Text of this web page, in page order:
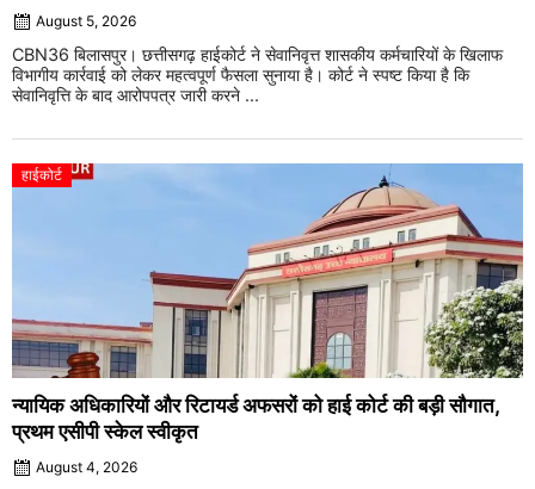
August 5, 2026
CBN36 बिलासपुर। छत्तीसगढ़ हाईकोर्ट ने सेवानिवृत्त शासकीय कर्मचारियों के खिलाफ
विभागीय कार्रवाई को लेकर महत्वपूर्ण फैसला सुनाया है। कोर्ट ने स्पष्ट किया है कि
सेवानिवृत्ति के बाद आरोपपत्र जारी करने ...
हाईकोर्ट
न्यायिक अधिकारियों और रिटायर्ड अफसरों को हाई कोर्ट की बड़ी सौगात,
प्रथम एसीपी स्केल स्वीकृत
August 4, 2026